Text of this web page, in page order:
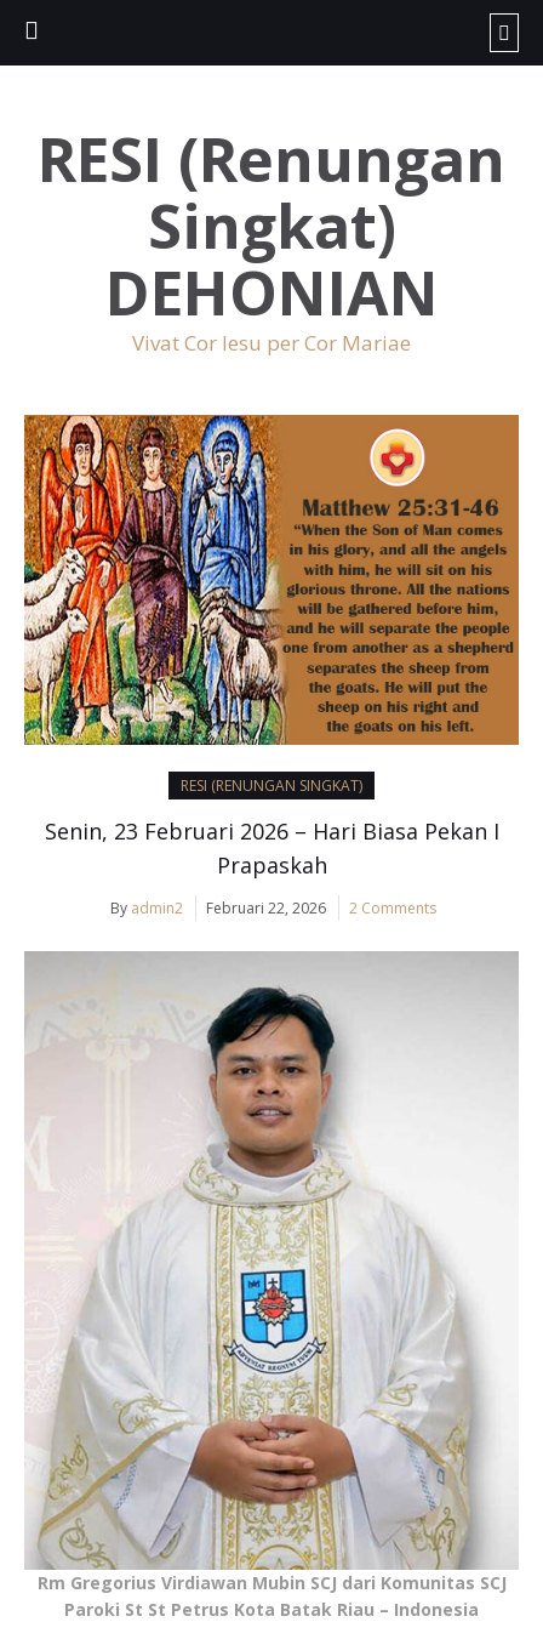
RESI (Renungan
Singkat)
DEHONIAN
Vivat Cor Iesu per Cor Mariae
RESI (RENUNGAN SINGKAT)
Senin, 23 Februari 2026 – Hari Biasa Pekan I
Prapaskah
By admin2 Februari 22, 2026 2 Comments
Rm Gregorius Virdiawan Mubin SCJ dari Komunitas SCJ
Paroki St St Petrus Kota Batak Riau – Indonesia